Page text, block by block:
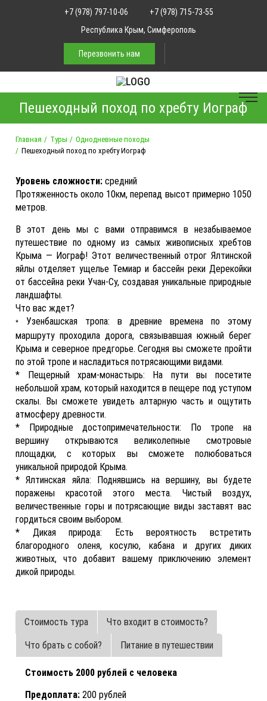
+7 (978) 797-10-06
+7 (978) 715-73-55
Республика Крым, Симферополь
Перезвонить нам
Пешеходный поход по хребту Иограф
Главная Туры
Однодневные походы
Пешеходный поход по хребту Иограф
Уровень сложности:средний
Протяженность около 10км, перепад высот примерно 1050
метров.
В этот день мы с вами отправимся в незабываемое
путешествие по одному из самых живописных хребтов
Крыма — Иограф! Этот величественный отрог Ялтинской
яйлы отделяет ущелье Темиар и бассейн реки Дерекойки
от бассейна реки Учан-Су, создавая уникальные природные
ландшафты.
Что вас ждет?
*
Узенбашская тропа: в древние времена по этому
маршруту проходила дорога, связывавшая южный берег
Крыма и северное предгорье. Сегодня вы сможете пройти
по этой тропе и насладиться потрясающими видами.
* Пещерный храм-монастырь: На пути вы посетите
небольшой храм, который находится в пещере под уступом
скалы. Вы сможете увидеть алтарную часть и ощутить
атмосферу древности.
* Природные достопримечательности: По тропе на
вершину открываются великолепные смотровые
площадки, с которых вы сможете полюбоваться
уникальной природой Крыма.
* Ялтинская яйла: Поднявшись на вершину, вы будете
поражены красотой этого места. Чистый воздух,
величественные горы и потрясающие виды заставят вас
гордиться своим выбором.
* Дикая природа: Есть вероятность встретить
благородного оленя, косулю, кабана и других диких
животных, что добавит вашему приключению элемент
дикой природы.
Стоимость тура Что входит в стоимость?
Что брать с собой? Питание в путешествии
Стоимость 2000 рублей с человека
Предоплата: 200 рублей